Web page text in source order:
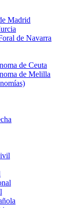
Madrid
de Navarra
de Ceuta
de Melilla